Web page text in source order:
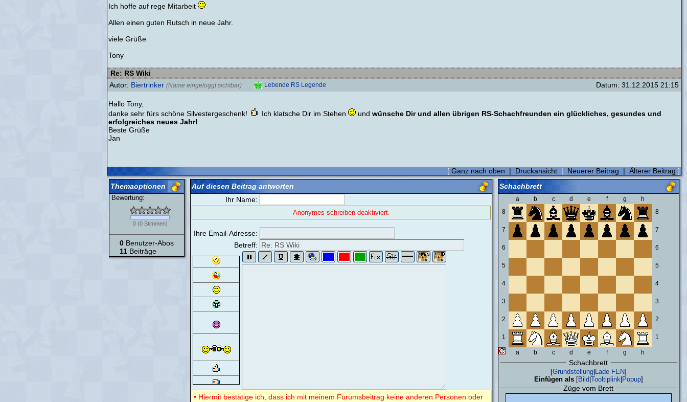
Ich hoffe auf rege Mitarbeit
Allen einen guten Rutsch in neue Jahr.
viele Grüße
Tony
Re: RS Wiki
Autor: Biertrinker (Name eingeloggt sichtbar) Lebende RS Legende Datum: 31.12.2015 21:15
Hallo Tony,
danke sehr fürs schöne Silvestergeschenk!
Ich klatsche Dir im Stehen und wünsche Dir und allen übrigen RS-Schachfreunden ein glückliches, gesundes und
erfolgreiches neues Jahr!
Beste Grüße
Jan
[ Ganz nach oben | Druckansicht | Neuerer Beitrag | Älterer Beitrag ]
Themaoptionen
Bewertung:
0 (0 Stimmen)
0 Benutzer-Abos
11 Beiträge
Auf diesen Beitrag antworten
Ihr Name:
Anonymes schreiben deaktiviert.
Ihre Email-Adresse:
Betreff:
• Hiermit bestätige ich, dass ich mit meinem Forumsbeitrag keine anderen Personen oder
Schachbrett
a b c d e f g
h
8
8
7 7
6 6
5 5
4 4
3 3
2 2
1 1
a b c d e f g h
Schachbrett
[Grundstellung Lade FEN]
Einfügen als [Bild Tooltiplink Popup]
Züge vom Brett